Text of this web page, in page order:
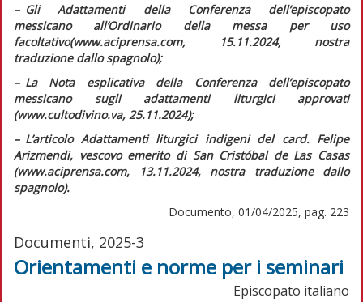
–GliAdattamenti della Conferenza dell’episcopato
messicano all’Ordinario della messa per uso
facoltativo(www.aciprensa.com, 15.11.2024, nostra
traduzione dallo spagnolo);
–La Nota esplicativa della Conferenza dell’episcopato
messicano sugli adattamenti liturgici approvati
(www.cultodivino.va, 25.11.2024);
–L’articolo Adattamenti liturgici indigenidel card. Felipe
Arizmendi, vescovo emerito di San Cristóbal de Las Casas
(www.aciprensa.com, 13.11.2024, nostra traduzione dallo
spagnolo).
Documento, 01/04/2025, pag. 223
Documenti, 2025-3
Orientamenti e norme per i seminari
Episcopato italiano